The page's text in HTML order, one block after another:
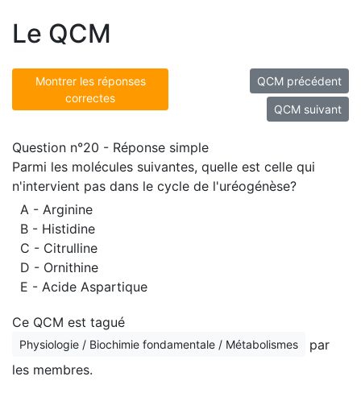
Le QCM
Montrer les réponses
correctes
QCM précédent
QCM suivant
Question n°20 - Réponse simple
Parmi les molécules suivantes, quelle est celle qui
n'intervient pas dans le cycle de l'uréogénèse?
A - Arginine
B - Histidine
C - Citrulline
D - Ornithine
E - Acide Aspartique
Ce QCM est tagué
Physiologie / Biochimie fondamentale / Métabolismes
par
les membres.